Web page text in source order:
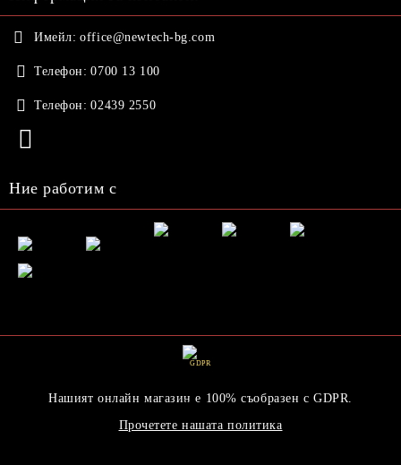
Имейл: office@newtech-bg.com
Телефон: 0700 13 100
Телефон: 02439 2550
Ние работим с
GDPR
Нашият онлайн магазин е 100% съобразен с GDPR.
Прочетете нашата политика